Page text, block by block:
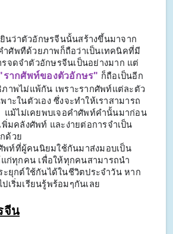
ว่าตัวอักษรจีนนั้นสร้างขึ้นมาจาก
ำศัพทืด้วยภาพก็ถือว่าเป็นเทคนิคที่มี
จดจำตัวอักษรจีนเป็นอย่างมาก แต่
รากศัพท์ของตัวอักษร" ก็ถือเป็นอีก
าพไม่แพ้กัน เพราะรากศัพท์แต่ละตัว
าะในตัวเอง ซึ่งจะทำให้เราสามารถ
แม้ไม่เคยพบเจอคำศัพท์คำนั้นมาก่อน
พิ่มคลังศัพท์ และง่ายต่อการจำเป็น
ด้วย
ท์ที่ผู้คนนิยมใช้กันมาส่งมอบเป็น
แก่ทุกคน เพื่อให้ทุกคนสามารถนำ
ะยุกต์ใช้กันได้ในชีวิตประจำวัน หาก
เริ่มเรียนรู้พร้อมๆกันเลย
จีน